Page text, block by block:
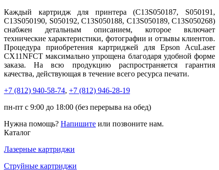
Каждый картридж для принтера (C13S050187, S050191,
C13S050190, S050192, C13S050188, C13S050189, C13S050268)
снабжен детальным описанием, которое включает
технические характеристики, фотографии и отзывы клиентов.
Процедура приобретения картриджей для Epson AcuLaser
CX11NFCT максимально упрощена благодаря удобной форме
заказа. На всю продукцию распространяется гарантия
качества, действующая в течение всего ресурса печати.
+7 (812) 940-58-74, +7 (812) 946-28-19
пн-пт с 9:00 до 18:00 (без перерыва на обед)
Нужна помощь? Напишите или позвоните нам.
Каталог
Лазерные картриджи
Струйные картриджи